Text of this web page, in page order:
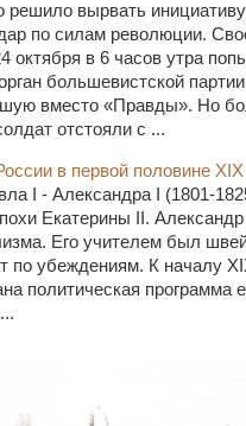
решило вырвать
по силам революции.
октября в 6 часов утра
большевистской
вместо «Правды». Но
отстояли с ...
в первой половине XIX
I - Александра I (1801-
Екатерины II.
Его учителем был
по убеждениям. К началу
политическая программа